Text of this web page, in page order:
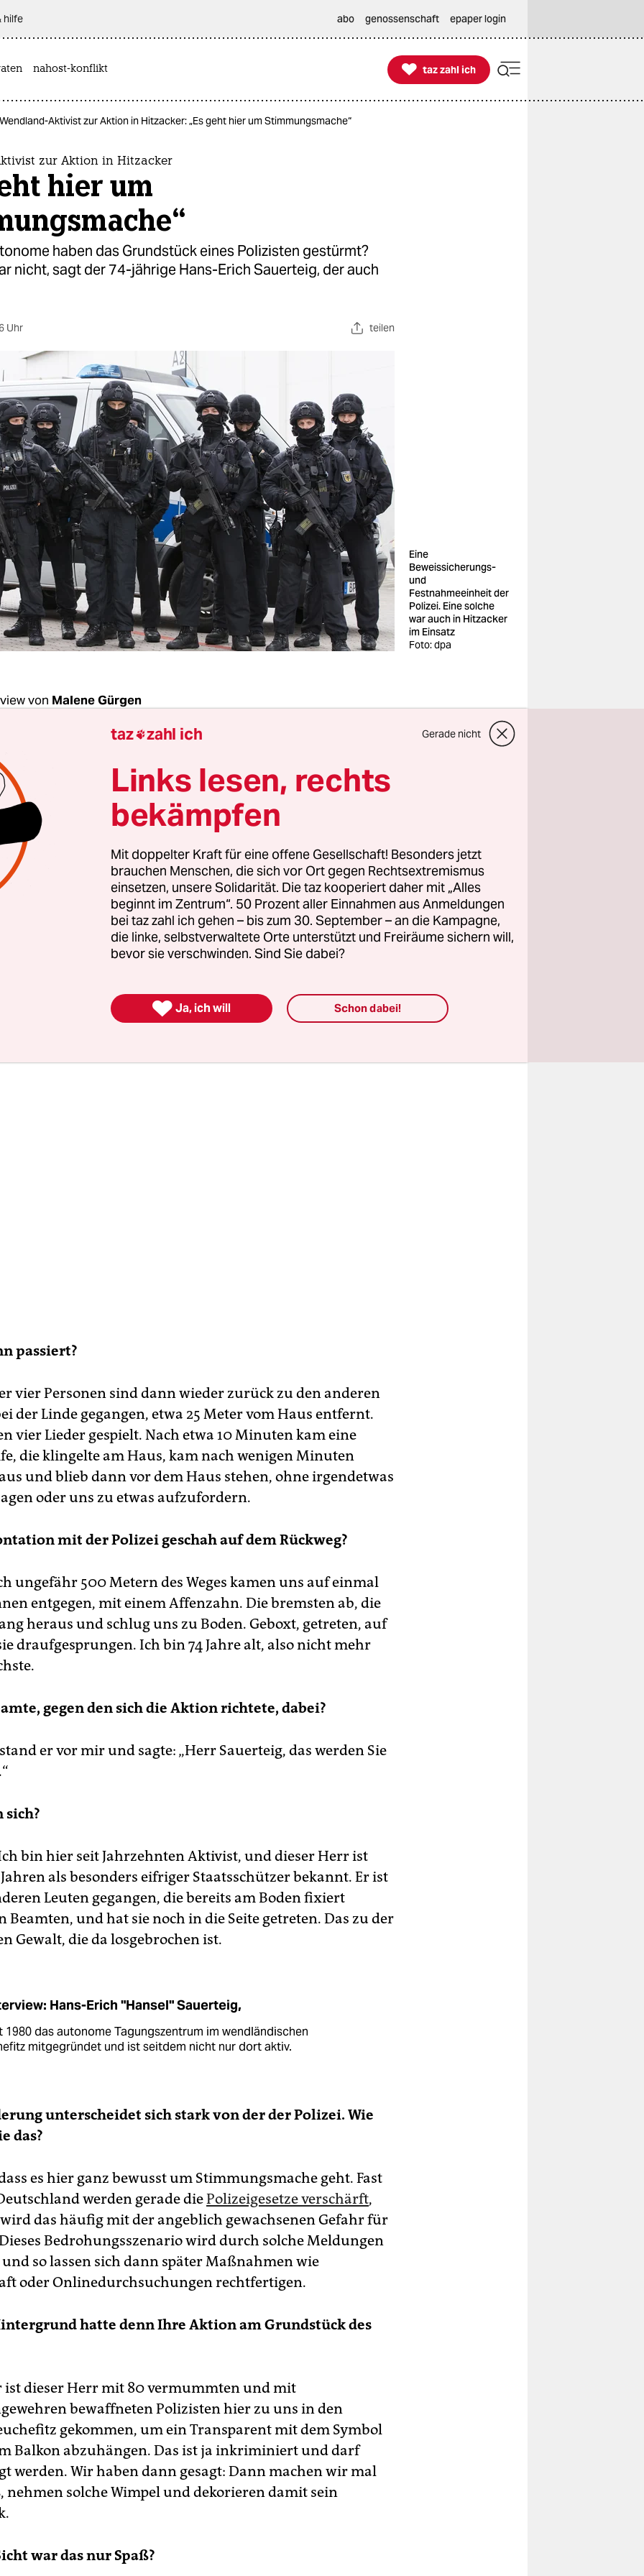
hilfe abo genossenschaft epaper login
nahost-konflikt 
taz zahl ich
taz zahl ich
Wendland-Aktivist zur Aktion in Hitzacker: „Es geht hier um Stimmungsmache“
zur Aktion in Hitzacker
hier um
haben das Grundstück eines Polizisten gestürmt?
nicht, sagt der 74-jährige Hans-Erich Sauerteig, der auch
Uhr teilen
Eine
Beweissicherungs-
und
Festnahmeeinheit der
Polizei. Eine solche
war auch in Hitzacker
im Einsatz
Foto: dpa
von Malene Gürgen
seit dem Wochenende gibt es bundesweit
über Berichte
, wonach 60 Autonome am vergangenen
Privatgrundstück eines Polizisten im wendländischen
hätten. Sie waren bei der Aktion dabei – können
bestätigen?
Gestürmt haben?(Lacht.)Absolut nicht. Es war
In dieser Siedlung dort gibt es einen Wendeplatz mit
dort haben sich etwa 60 Menschen hingestellt und
ein Viertel davon hatte sich vermummt. Von dort
angetackert, einer in schwarz-rot, einer mit dem Symbol
passiert?
vier Personen sind dann wieder zurück zu den anderen
der Linde gegangen, etwa 25 Meter vom Haus entfernt.
vier Lieder gespielt. Nach etwa 10 Minuten kam eine
die klingelte am Haus, kam nach wenigen Minuten
und blieb dann vor dem Haus stehen, ohne irgendetwas
oder uns zu etwas aufzufordern.
mit der Polizei geschah auf dem Rückweg?
ungefähr 500 Metern des Weges kamen uns auf einmal
entgegen, mit einem Affenzahn. Die bremsten ab, die
heraus und schlug uns zu Boden. Geboxt, getreten, auf
draufgesprungen. Ich bin 74 Jahre alt, also nicht mehr
gegen den sich die Aktion richtete, dabei?
er vor mir und sagte: „Herr Sauerteig, das werden Sie
sich?
bin hier seit Jahrzehnten Aktivist, und dieser Herr ist
als besonders eifriger Staatsschützer bekannt. Er ist
Leuten gegangen, die bereits am Boden fixiert
Beamten, und hat sie noch in die Seite getreten. Das zu der
Gewalt, die da losgebrochen ist.
Hans-Erich "Hansel" Sauerteig,
1980 das autonome Tagungszentrum im wendländischen
mitgegründet und ist seitdem nicht nur dort aktiv.
unterscheidet sich stark von der der Polizei. Wie
das?
es hier ganz bewusst um Stimmungsmache geht. Fast
werden gerade diePolizeigesetze verschärft,
das häufig mit der angeblich gewachsenen Gefahr für
Bedrohungsszenario wird durch solche Meldungen
so lassen sich dann später Maßnahmen wie
oder Onlinedurchsuchungen rechtfertigen.
hatte denn Ihre Aktion am Grundstück des
ist dieser Herr mit 80 vermummten und mit
bewaffneten Polizisten hier zu uns in den
gekommen, um ein Transparent mit dem Symbol
Balkon abzuhängen. Das ist ja inkriminiert und darf
werden. Wir haben dann gesagt: Dann machen wir mal
nehmen solche Wimpel und dekorieren damit sein
war das nur Spaß?
taz zahl ich Gerade nicht
Links lesen, rechts
bekämpfen
Mit doppelter Kraft für eine offene Gesellschaft! Besonders jetzt
brauchen Menschen, die sich vor Ort gegen Rechtsextremismus
einsetzen, unsere Solidarität. Die taz kooperiert daher mit „Alles
beginnt im Zentrum“. 50 Prozent aller Einnahmen aus Anmeldungen
bei taz zahl ich gehen – bis zum 30. September – an die Kampagne,
die linke, selbstverwaltete Orte unterstützt und Freiräume sichern will,
bevor sie verschwinden. Sind Sie dabei?
 Ja, ich will Schon dabei!